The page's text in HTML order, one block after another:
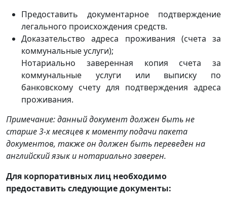
Предоставить документарное подтверждение
легального происхождения средств.
Доказательство адреса проживания (счета за
коммунальные услуги);
Нотариально заверенная копия счета за
коммунальные услуги или выписку по
банковскому счету для подтверждения адреса
проживания.
Примечание: данный документ должен быть не
старше 3-х месяцев к моменту подачи пакета
документов, также он должен быть переведен на
английский язык и нотариально заверен.
Для корпоративных лиц необходимо
предоставить следующие документы: